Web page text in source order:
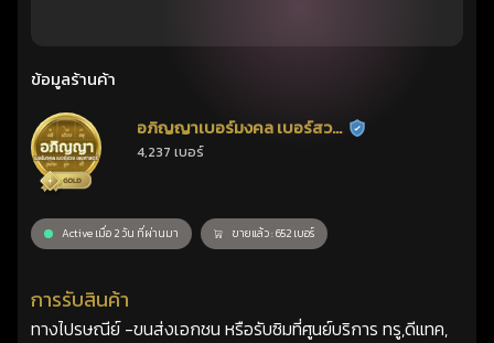
ข้อมูลร้านค้า
อภิญญาเบอร์มงคล เบอร์สวย
เลขศาสตร์
ร้านยืนยันแล้ว
4,237 เบอร์
Active เมื่อ 2 วัน ที่ผ่านมา ขายแล้ว : 652 เบอร์
การรับสินค้า
ทางไปรษณีย์ -ขนส่งเอกชน หรือรับซิมที่ศูนย์บริการ ทรู,ดีแทค,